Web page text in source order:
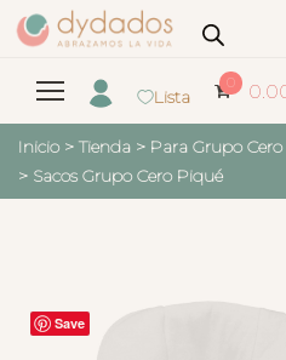
Lista
0
Inicio > Tienda > Para Grupo Cero
> Sacos Grupo Cero Piqué
Save